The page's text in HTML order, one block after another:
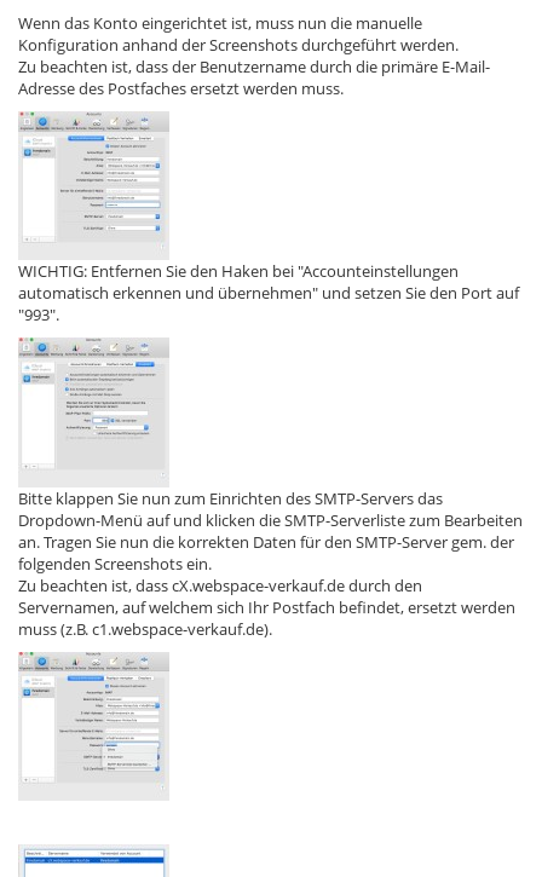
Wenn das Konto eingerichtet ist, muss nun die manuelle
Konfiguration anhand der Screenshots durchgeführt werden.
Zu beachten ist, dass der Benutzername durch die primäre E-Mail-
Adresse des Postfaches ersetzt werden muss.
WICHTIG: Entfernen Sie den Haken bei "Accounteinstellungen
automatisch erkennen und übernehmen" und setzen Sie den Port auf
"993".
Bitte klappen Sie nun zum Einrichten des SMTP-Servers das
Dropdown-Menü auf und klicken die SMTP-Serverliste zum Bearbeiten
an. Tragen Sie nun die korrekten Daten für den SMTP-Server gem. der
folgenden Screenshots ein.
Zu beachten ist, dass cX.webspace-verkauf.de durch den
Servernamen, auf welchem sich Ihr Postfach befindet, ersetzt werden
muss (z.B. c1.webspace-verkauf.de).